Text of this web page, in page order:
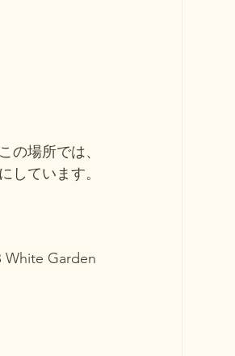
の場所では、
しています。
White Garden